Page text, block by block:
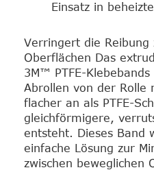
Einsatz in
Verringert die Reibung
Oberflächen Das
3M™ PTFE-
Abrollen von der Rolle
flacher an als PTFE-
gleichförmigere,
entsteht. Dieses Band
einfache Lösung zur
zwischen beweglichen